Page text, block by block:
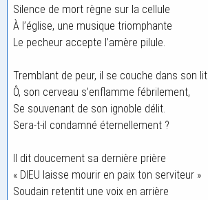
Silence de mort règne sur la cellule
À l’église, une musique triomphante
Le pecheur accepte l’amère pilule.
Tremblant de peur, il se couche dans son lit
Ô, son cerveau s’enflamme fébrilement,
Se souvenant de son ignoble délit.
Sera-t-il condamné éternellement ?
Il dit doucement sa dernière prière
« DIEU laisse mourir en paix ton serviteur »
Soudain retentit une voix en arrière